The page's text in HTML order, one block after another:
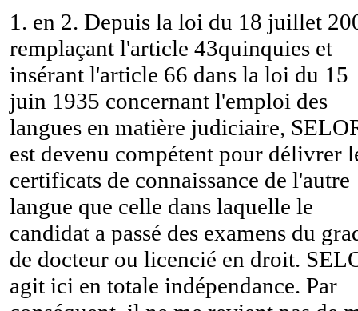
1. en 2. Depuis la loi du 18 juillet
remplaçant l'article 43quinquies et
insérant l'article 66 dans la loi du 15
juin 1935 concernant l'emploi des
langues en matière judiciaire,
est devenu compétent pour délivrer
certificats de connaissance de l'autre
langue que celle dans laquelle le
candidat a passé des examens du
de docteur ou licencié en droit.
agit ici en totale indépendance. Par